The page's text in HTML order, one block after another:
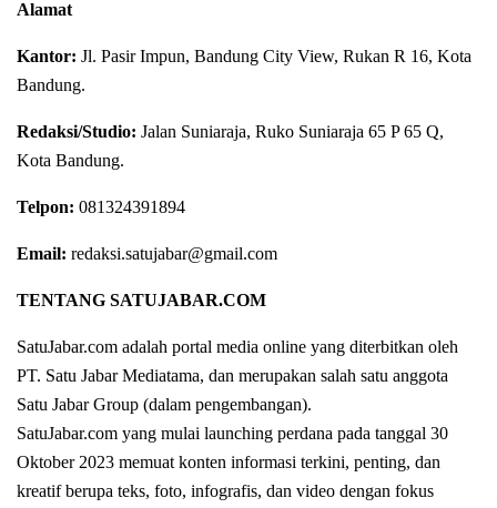
Alamat
Kantor: Jl. Pasir Impun, Bandung City View, Rukan R 16, Kota
Bandung.
Redaksi/Studio: Jalan Suniaraja, Ruko Suniaraja 65 P 65 Q,
Kota Bandung.
Telpon: 081324391894
Email: redaksi.satujabar@gmail.com
TENTANG SATUJABAR.COM
SatuJabar.com adalah portal media online yang diterbitkan oleh
PT. Satu Jabar Mediatama, dan merupakan salah satu anggota
Satu Jabar Group (dalam pengembangan).
SatuJabar.com yang mulai launching perdana pada tanggal 30
Oktober 2023 memuat konten informasi terkini, penting, dan
kreatif berupa teks, foto, infografis, dan video dengan fokus